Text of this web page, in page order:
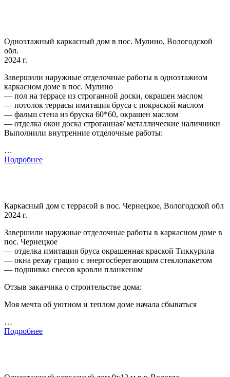
Одноэтажный каркасный дом в пос. Мулино, Вологодской
обл.
2024 г.
Завершили наружные отделочные работы в одноэтажном
каркасном доме в пос. Мулино
— пол на террасе из строганной доски, окрашен маслом
— потолок террасы имитация бруса с покраской маслом
— фальш стена из бруска 60*60, окрашен маслом
— отделка окон доска строганная/ металлические наличники
Выполнили внутренние отделочные работы:
…
Подробнее
Каркасный дом с террасой в пос. Чернецкое, Вологодской обл
2024 г.
Завершили наружные отделочные работы в каркасном доме в
пос. Чернецкое
— отделка имитация бруса окрашенная краской Тиккурила
— окна рехау грацио с энергосберегающим стеклопакетом
— подшивка свесов кровли планкеном
Отзыв заказчика о строительстве дома:
Моя мечта об уютном и теплом доме начала сбываться
…
Подробнее